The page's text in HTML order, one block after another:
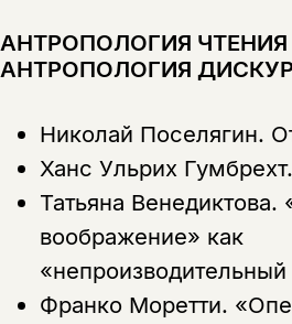
АНТРОПОЛОГИЯ ЧТЕНИЯ
АНТРОПОЛОГИЯ
Николай Поселягин.
Ханс Ульрих Гумбрехт.
Татьяна Венедиктова.
воображение» как
«непроизводительный
Франко Моретти.